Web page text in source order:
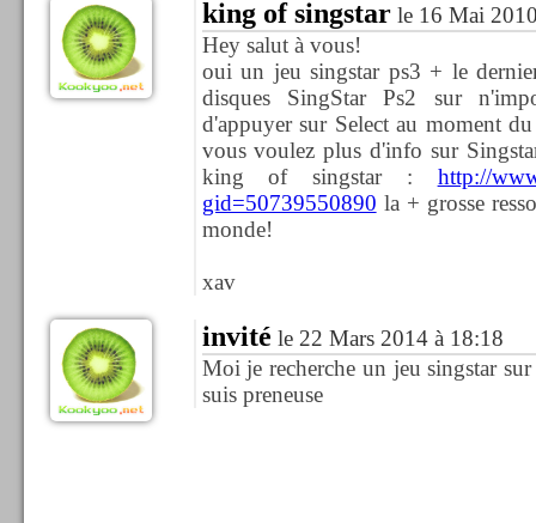
king of singstarle 16 Mai
Hey salut à vous!
oui un jeu singstar ps3 + le
disques SingStar Ps2 sur
d'appuyer sur Select au moment
vous voulez plus d'info sur
king of singstar : http://
gid=50739550890 la + grosse
monde!
xav
invité le 22 Mars 2014 à 18:18
Moi je recherche un jeu singstar
suis preneuse